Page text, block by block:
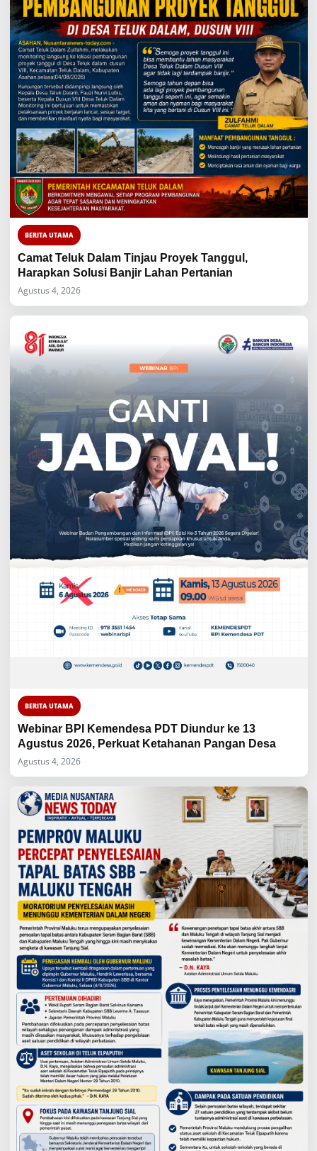
BERITA UTAMA
Camat Teluk Dalam Tinjau Proyek Tanggul,
Harapkan Solusi Banjir Lahan Pertanian
Agustus 4, 2026
BERITA UTAMA
Webinar BPI Kemendesa PDT Diundur ke 13
Agustus 2026, Perkuat Ketahanan Pangan Desa
Agustus 4, 2026